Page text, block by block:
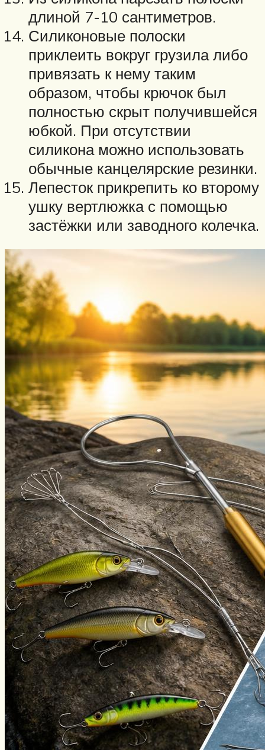
длиной 7-10 сантиметров.
Силиконовые полоски
приклеить вокруг грузила либо
привязать к нему таким
образом, чтобы крючок был
полностью скрыт получившейся
юбкой. При отсутствии
силикона можно использовать
обычные канцелярские резинки.
Лепесток прикрепить ко второму
ушку вертлюжка с помощью
застёжки или заводного колечка.